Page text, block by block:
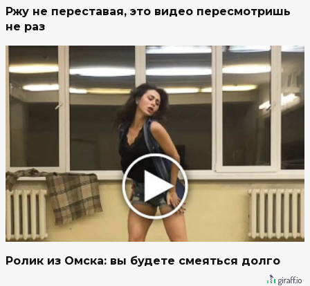
Ржу не переставая, это видео пересмотришь
не раз
Ролик из Омска: вы будете смеяться долго